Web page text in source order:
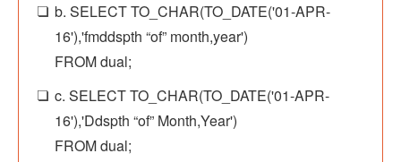
b. SELECT TO_CHAR(TO_DATE('01-APR-
16'),'fmddspth “of” month,year')
FROM dual;
c. SELECT TO_CHAR(TO_DATE('01-APR-
16'),'Ddspth “of” Month,Year')
FROM dual;